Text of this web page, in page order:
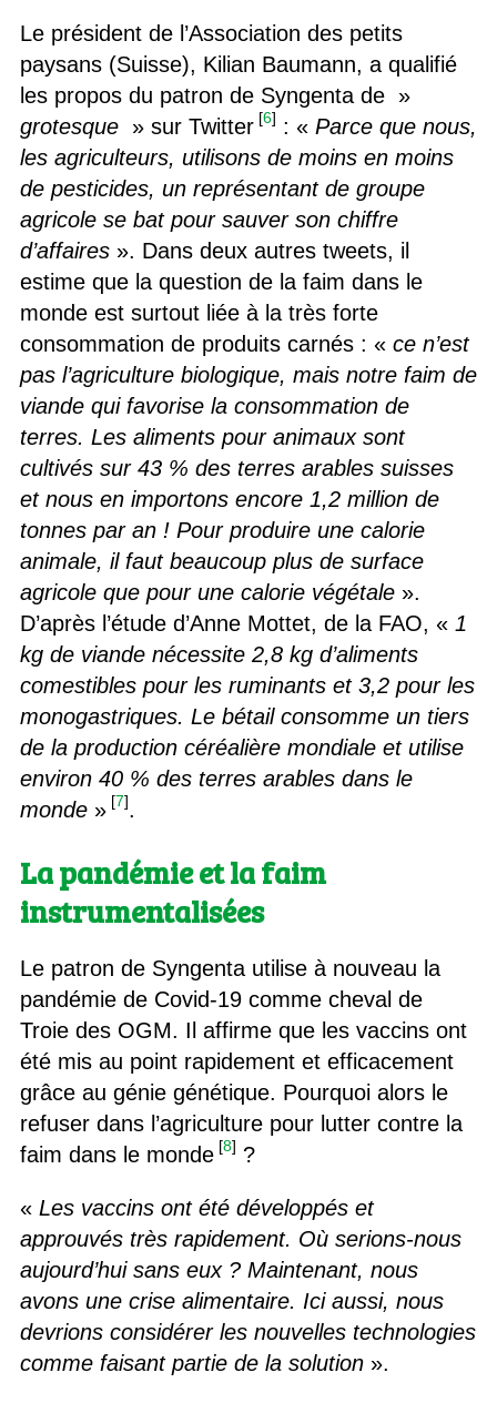
Le président de l’Association des petits
paysans (Suisse), Kilian Baumann, a qualifié
les propos du patron de Syngenta de »
grotesque» sur Twitter [6] : « Parce que nous,
les agriculteurs, utilisons de moins en moins
de pesticides, un représentant de groupe
agricole se bat pour sauver son chiffre
d’affaires». Dans deux autres tweets, il
estime que la question de la faim dans le
monde est surtout liée à la très forte
consommation de produits carnés : « ce n’est
pas l’agriculture biologique, mais notre faim de
viande qui favorise la consommation de
terres. Les aliments pour animaux sont
cultivés sur 43 % des terres arables suisses
et nous en importons encore 1,2 million de
tonnes par an ! Pour produire une calorie
animale, il faut beaucoup plus de surface
agricole que pour une calorie végétale».
D’après l’étude d’Anne Mottet, de la FAO, « 1
kg de viande nécessite 2,8 kg d’aliments
comestibles pour les ruminants et 3,2 pour les
monogastriques. Le bétail consomme un tiers
de la production céréalière mondiale et utilise
environ 40 % des terres arables dans le
monde» [7].
La pandémie et la faim
instrumentalisées
Le patron de Syngenta utilise à nouveau la
pandémie de Covid-19 comme cheval de
Troie des OGM. Il affirme que les vaccins ont
été mis au point rapidement et efficacement
grâce au génie génétique. Pourquoi alors le
refuser dans l’agriculture pour lutter contre la
faim dans le monde [8] ?
« Les vaccins ont été développés et
approuvés très rapidement. Où serions-nous
aujourd’hui sans eux ? Maintenant, nous
avons une crise alimentaire. Ici aussi, nous
devrions considérer les nouvelles technologies
comme faisant partie de la solution».